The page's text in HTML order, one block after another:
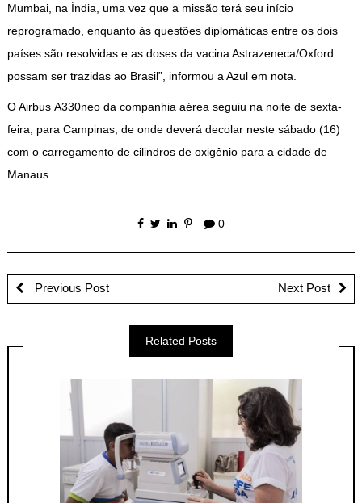
Mumbai, na Índia, uma vez que a missão terá seu início
reprogramado, enquanto às questões diplomáticas entre os dois
países são resolvidas e as doses da vacina Astrazeneca/Oxford
possam ser trazidas ao Brasil”, informou a Azul em nota.
O Airbus A330neo da companhia aérea seguiu na noite de sexta-
feira, para Campinas, de onde deverá decolar neste sábado (16)
com o carregamento de cilindros de oxigênio para a cidade de
Manaus.
0
Previous Post Next Post
Related Posts